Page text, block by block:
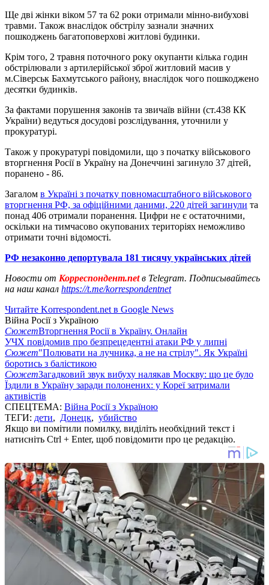
Ще дві жінки віком 57 та 62 роки отримали мінно-вибухові
травми. Також внаслідок обстрілу зазнали значних
пошкоджень багатоповерхові житлові будинки.
Крім того, 2 травня поточного року окупанти кілька годин
обстрілювали з артилерійської зброї житловий масив у
м.Сіверськ Бахмутського району, внаслідок чого пошкоджено
десятки будинків.
За фактами порушення законів та звичаїв війни (ст.438 КК
України) ведуться досудові розслідування, уточнили у
прокуратурі.
Також у прокуратурі повідомили, що з початку військового
вторгнення Росії в Україну на Донеччині загинуло 37 дітей,
поранено - 86.
Загалом в Україні з початку повномасштабного військового
вторгнення РФ, за офіційними даними, 220 дітей загинули та
понад 406 отримали поранення. Цифри не є остаточними,
оскільки на тимчасово окупованих територіях неможливо
отримати точні відомості.
РФ незаконно депортувала 181 тисячу українських дітей
Новости от Корреспондент.netв Telegram. Подписывайтесь
на наш канал https://t.me/korrespondentnet
Читайте Korrespondent.net в Google News
Війна Росії з Україною
СюжетВторгнення Росії в Україну. Онлайн
УЧХ повідомив про безпрецедентні атаки РФ у липні
Сюжет"Полювати на лучника, а не на стрілу". Як Україні
боротись з балістикою
СюжетЗагадковий звук вибуху налякав Москву: що це було
Їздили в Україну заради полонених: у Кореї затримали
активістів
СПЕЦТЕМА: Війна Росії з Україною
ТЕГИ: дети, Донецк, убийство
Якщо ви помітили помилку, виділіть необхідний текст і
натисніть Ctrl + Enter, щоб повідомити про це редакцію.